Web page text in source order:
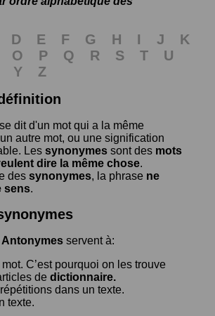
D E F G H I J
K
O P Q R S T
U
Y
Z
se dit d'un mot qui a la même
autre mot, ou une signification
Les synonymes sont des mots
dire la même chose.
des synonymes, la phrase ne
sens.
Antonymes servent à:
C’est pourquoi on les trouve
de dictionnaire.
dans un texte.
texte.